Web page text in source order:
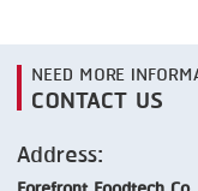
NEED MORE
CONTACT US
Address: